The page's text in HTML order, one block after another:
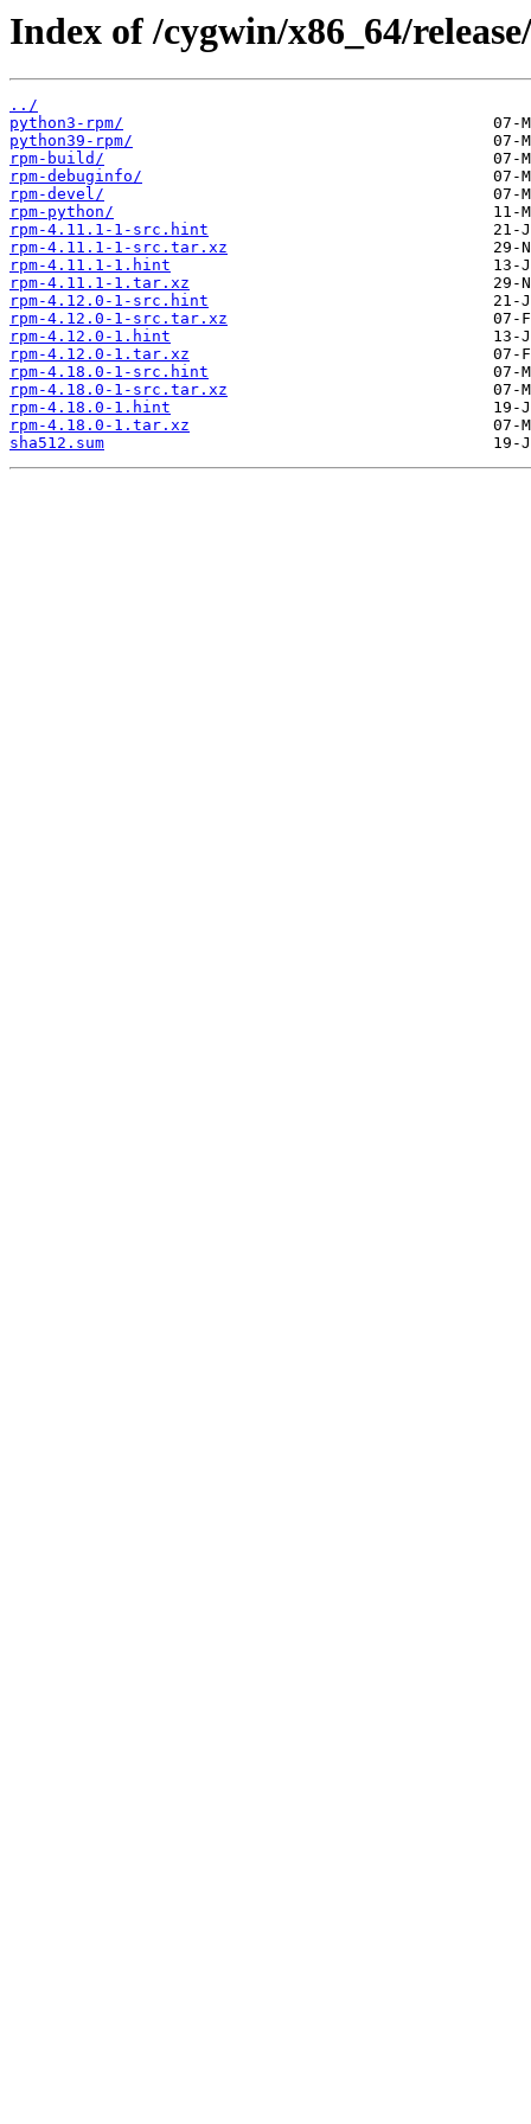
Index of /cygwin/x86_64/
../
python3-rpm/
python39-rpm/
rpm-build/
rpm-debuginfo/
rpm-devel/
rpm-python/
rpm-4.11.1-1-src.hint
rpm-4.11.1-1-src.tar.xz
rpm-4.11.1-1.hint
rpm-4.11.1-1.tar.xz
rpm-4.12.0-1-src.hint
rpm-4.12.0-1-src.tar.xz
rpm-4.12.0-1.hint
rpm-4.12.0-1.tar.xz
rpm-4.18.0-1-src.hint
rpm-4.18.0-1-src.tar.xz
rpm-4.18.0-1.hint
rpm-4.18.0-1.tar.xz
sha512.sum